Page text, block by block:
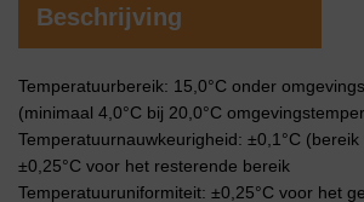
Beschrijving
Temperatuurbereik: 15,0°C onder
(minimaal 4,0°C bij 20,0°C
Temperatuurnauwkeurigheid: ±0,1°C (bereik
±0,25°C voor het resterende bereik
Temperatuuruniformiteit: ±0,25°C voor het